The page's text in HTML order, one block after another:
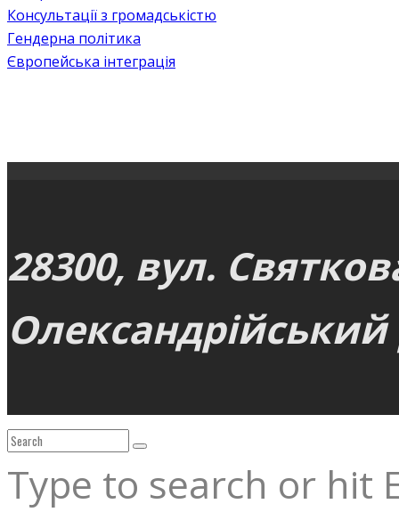
Консультації з громадськістю
Гендерна політика
Європейська інтеграція
28300, вул.
Олександрійський
Type to search or hit